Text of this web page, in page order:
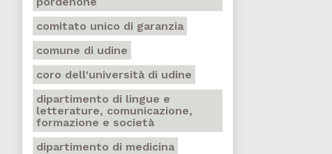
comitato unico di garanzia
comune di udine
coro dell'università di udine
dipartimento di lingue e
letterature, comunicazione,
formazione e società
dipartimento di medicina